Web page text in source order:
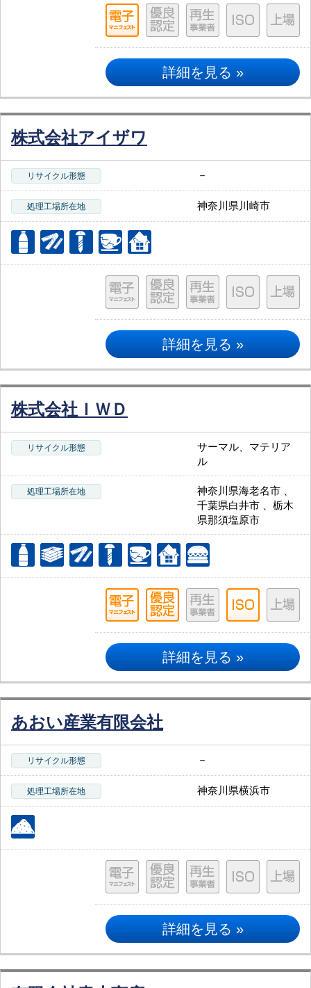
詳細を見る »
株式会社アイザワ
リサイクル形態 －
処理工場所在地 神奈川県川崎市
詳細を見る »
株式会社ＩＷＤ
リサイクル形態
サーマル、マテリア
ル
処理工場所在地
神奈川県海老名市 、
千葉県白井市 、栃木
県那須塩原市
詳細を見る »
あおい産業有限会社
リサイクル形態 －
処理工場所在地 神奈川県横浜市
詳細を見る »